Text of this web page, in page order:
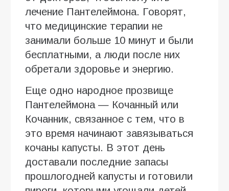
лечение Пантелеймона. Говорят,
что медицинские терапии не
занимали больше 10 минут и были
бесплатными, а люди после них
обретали здоровье и энергию.
Еще одно народное прозвище
Пантелеймона — Кочанный или
Кочанник, связанное с тем, что в
это время начинают завязываться
кочаны капусты. В этот день
доставали последние запасы
прошлогодней капусты и готовили